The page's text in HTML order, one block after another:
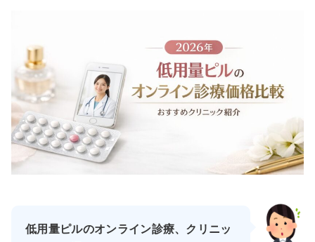
低用量ピルのオンライン診療、クリニッ